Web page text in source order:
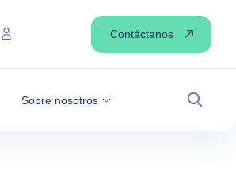
Sobre nosotros
Buscar
Contáctanos